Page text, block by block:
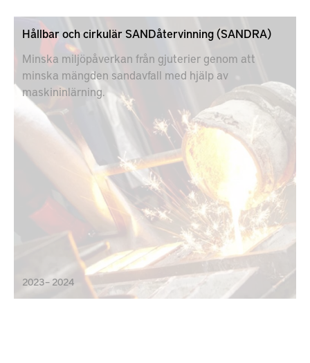
Hållbar och cirkulär SANDåtervinning (SANDRA)
Minska miljöpåverkan från gjuterier genom att
minska mängden sandavfall med hjälp av
maskininlärning.
2023 – 2024